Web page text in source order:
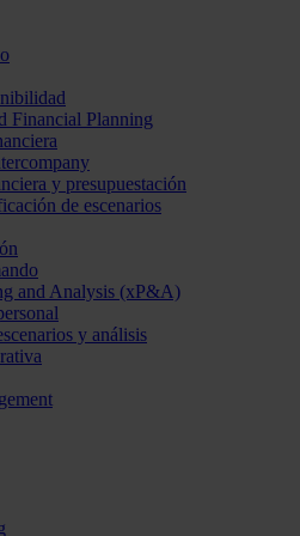
Financial Planning
y presupuestación
de escenarios
and Analysis (xP&A)
y análisis